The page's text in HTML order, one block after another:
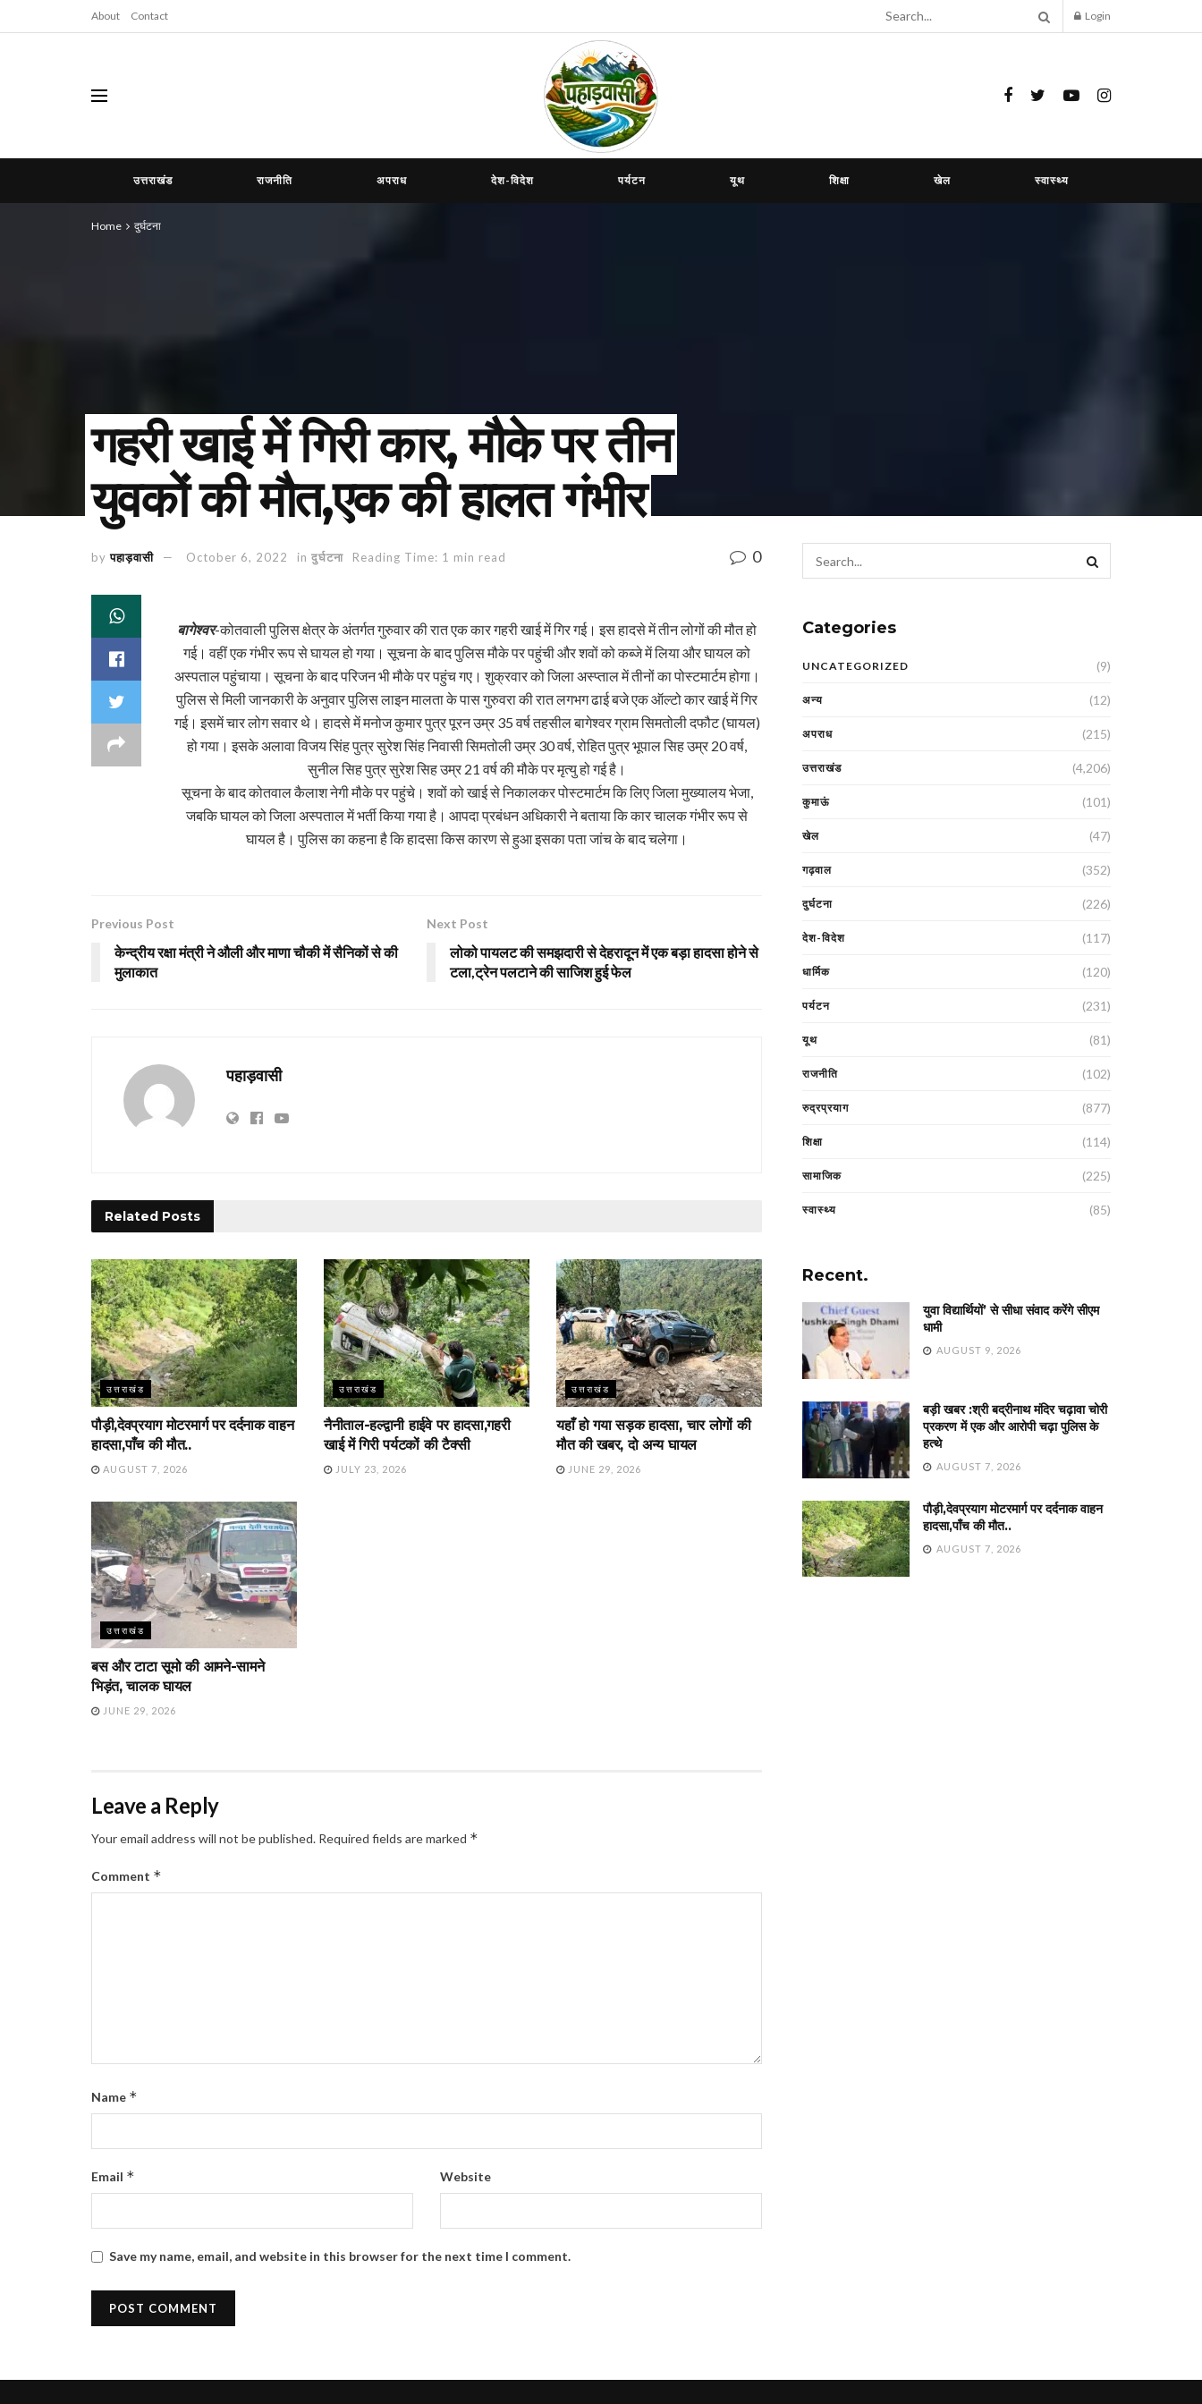
About Contact Login
उत्तराखंड राजनीति अपराध देश-विदेश पर्यटन यूथ शिक्षा खेल स्वास्थ्य
Home दुर्घटना
गहरी खाई में गिरी कार, मौके पर तीन
युवकों की मौत,एक की हालत गंभीर
by पहाड़वासी October 6, 2022 in दुर्घटना Reading Time: 1 min read 0
बागेश्वर-कोतवाली पुलिस क्षेत्र के अंतर्गत गुरुवार की रात एक कार गहरी खाई में गिर गई। इस हादसे में तीन लोगों की मौत हो
गई। वहीं एक गंभीर रूप से घायल हो गया। सूचना के बाद पुलिस मौके पर पहुंची और शवों को कब्जे में लिया और घायल को
अस्पताल पहुंचाया। सूचना के बाद परिजन भी मौके पर पहुंच गए। शुक्रवार को जिला अस्प्ताल में तीनों का पोस्टमार्टम होगा।
पुलिस से मिली जानकारी के अनुवार पुलिस लाइन मालता के पास गुरुवरा की रात लगभग ढाई बजे एक ऑल्टो कार खाई में गिर
गई। इसमें चार लोग सवार थे। हादसे में मनोज कुमार पुत्र पूरन उम्र 35 वर्ष तहसील बागेश्वर ग्राम सिमतोली दफौट (घायल)
हो गया। इसके अलावा विजय सिंह पुत्र सुरेश सिंह निवासी सिमतोली उम्र 30 वर्ष, रोहित पुत्र भूपाल सिह उम्र 20 वर्ष,
सुनील सिह पुत्र सुरेश सिह उम्र 21 वर्ष की मौके पर मृत्यु हो गई है।
सूचना के बाद कोतवाल कैलाश नेगी मौके पर पहुंचे। शवों को खाई से निकालकर पोस्टमार्टम कि लिए जिला मुख्यालय भेजा,
जबकि घायल को जिला अस्पताल में भर्ती किया गया है। आपदा प्रबंधन अधिकारी ने बताया कि कार चालक गंभीर रूप से
घायल है। पुलिस का कहना है कि हादसा किस कारण से हुआ इसका पता जांच के बाद चलेगा।
Previous Post
केन्द्रीय रक्षा मंत्री ने औली और माणा चौकी में सैनिकों से की
मुलाकात
Next Post
लोको पायलट की समझदारी से देहरादून में एक बड़ा हादसा होने से
टला,ट्रेन पलटाने की साजिश हुई फेल
पहाड़वासी
Related Posts
उत्तराखंड
पौड़ी,देवप्रयाग मोटरमार्ग पर दर्दनाक वाहन
हादसा,पाँच की मौत..
AUGUST 7, 2026
उत्तराखंड
नैनीताल-हल्द्वानी हाईवे पर हादसा,गहरी
खाई में गिरी पर्यटकों की टैक्सी
JULY 23, 2026
उत्तराखंड
यहाँ हो गया सड़क हादसा, चार लोगों की
मौत की खबर, दो अन्य घायल
JUNE 29, 2026
उत्तराखंड
बस और टाटा सूमो की आमने-सामने
भिड़ंत, चालक घायल
JUNE 29, 2026
Leave a Reply
Your email address will not be published. Required fields are marked *
Comment *
Name *
Email * Website
Save my name, email, and website in this browser for the next time I comment.
Categories
UNCATEGORIZED (9)
अन्य (12)
अपराध (215)
उत्तराखंड (4,206)
कुमाऊं (101)
खेल (47)
गढ़वाल (352)
दुर्घटना (226)
देश-विदेश (117)
धार्मिक (120)
पर्यटन (231)
यूथ (81)
राजनीति (102)
रुद्रप्रयाग (877)
शिक्षा (114)
सामाजिक (225)
स्वास्थ्य (85)
Recent.
युवा विद्यार्थियों’ से सीधा संवाद करेंगे सीएम
धामी
AUGUST 9, 2026
बड़ी खबर :श्री बद्रीनाथ मंदिर चढ़ावा चोरी
प्रकरण में एक और आरोपी चढ़ा पुलिस के
हत्थे
AUGUST 7, 2026
पौड़ी,देवप्रयाग मोटरमार्ग पर दर्दनाक वाहन
हादसा,पाँच की मौत..
AUGUST 7, 2026